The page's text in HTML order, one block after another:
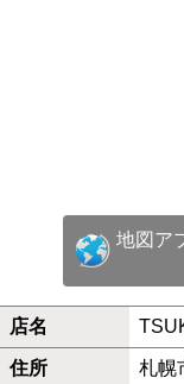
地図ア
店名
住所 札幌